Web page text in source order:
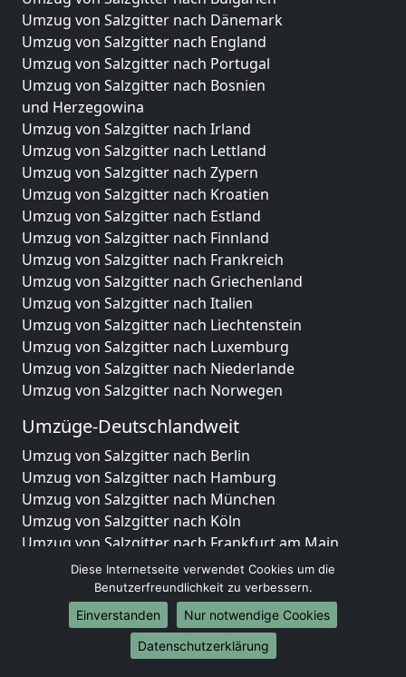
Umzug von Salzgitter nach Dänemark
Umzug von Salzgitter nach England
Umzug von Salzgitter nach Portugal
Umzug von Salzgitter nach Bosnien
und Herzegowina
Umzug von Salzgitter nach Irland
Umzug von Salzgitter nach Lettland
Umzug von Salzgitter nach Zypern
Umzug von Salzgitter nach Kroatien
Umzug von Salzgitter nach Estland
Umzug von Salzgitter nach Finnland
Umzug von Salzgitter nach Frankreich
Umzug von Salzgitter nach Griechenland
Umzug von Salzgitter nach Italien
Umzug von Salzgitter nach Liechtenstein
Umzug von Salzgitter nach Luxemburg
Umzug von Salzgitter nach Niederlande
Umzug von Salzgitter nach Norwegen
Umzüge-Deutschlandweit
Umzug von Salzgitter nach Berlin
Umzug von Salzgitter nach Hamburg
Umzug von Salzgitter nach München
Umzug von Salzgitter nach Köln
Umzug von Salzgitter nach Frankfurt am Main
Umzug von Salzgitter nach Stuttgart
Umzug von Salzgitter nach Düsseldorf
Umzug von Salzgitter nach Leipzig
Umzug von Salzgitter nach Dortmund
Umzug von Salzgitter nach Essen
Diese Internetseite verwendet Cookies um die
Benutzerfreundlichkeit zu verbessern.
Einverstanden
Nur notwendige Cookies
Datenschutzerklärung